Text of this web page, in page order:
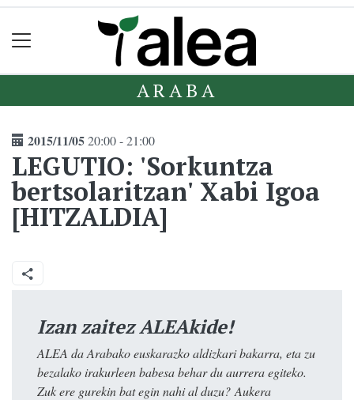
ARABA
2015/11/0520:00 - 21:00
LEGUTIO: 'Sorkuntza
bertsolaritzan' Xabi Igoa
[HITZALDIA]
Izan zaitez ALEAkide!
ALEA da Arabako euskarazko aldizkari bakarra, eta zu
bezalako irakurleen babesa behar du aurrera egiteko.
Zuk ere gurekin bat egin nahi al duzu? Aukera